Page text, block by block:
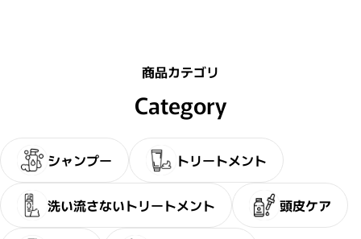
サブリミック正規販売店 ・2〜3問の簡単な問診に
お答えください。
商品カテゴリ
Category
シャンプー トリートメント
洗い流さないトリートメント 頭皮ケア